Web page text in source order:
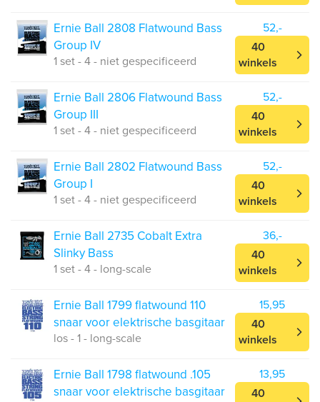
Ernie Ball 2808 Flatwound Bass
Group IV
1 set - 4 - niet gespecificeerd
52,-
40
winkels
Ernie Ball 2806 Flatwound Bass
Group III
1 set - 4 - niet gespecificeerd
52,-
40
winkels
Ernie Ball 2802 Flatwound Bass
Group I
1 set - 4 - niet gespecificeerd
52,-
40
winkels
Ernie Ball 2735 Cobalt Extra
Slinky Bass
1 set - 4 - long-scale
36,-
40
winkels
Ernie Ball 1799 flatwound 110
snaar voor elektrische basgitaar
los - 1 - long-scale
15,95
40
winkels
Ernie Ball 1798 flatwound .105
snaar voor elektrische basgitaar
13,95
40